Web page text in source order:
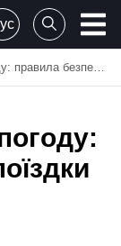
поїздки в дощ